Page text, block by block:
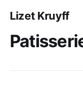
Lizet Kruyff